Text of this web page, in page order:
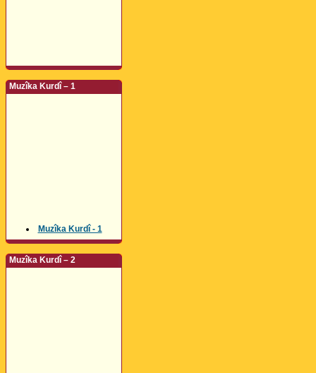
Muzîka Kurdî – 1
Muzîka Kurdî - 1
Muzîka Kurdî – 2